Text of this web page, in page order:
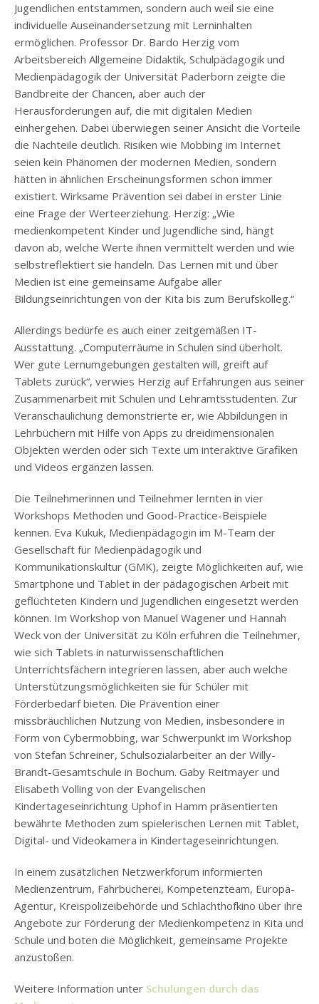
Jugendlichen entstammen, sondern auch weil sie eine
individuelle Auseinandersetzung mit Lerninhalten
ermöglichen. Professor Dr. Bardo Herzig vom
Arbeitsbereich Allgemeine Didaktik, Schulpädagogik und
Medienpädagogik der Universität Paderborn zeigte die
Bandbreite der Chancen, aber auch der
Herausforderungen auf, die mit digitalen Medien
einhergehen. Dabei überwiegen seiner Ansicht die Vorteile
die Nachteile deutlich. Risiken wie Mobbing im Internet
seien kein Phänomen der modernen Medien, sondern
hätten in ähnlichen Erscheinungsformen schon immer
existiert. Wirksame Prävention sei dabei in erster Linie
eine Frage der Werteerziehung. Herzig: „Wie
medienkompetent Kinder und Jugendliche sind, hängt
davon ab, welche Werte ihnen vermittelt werden und wie
selbstreflektiert sie handeln. Das Lernen mit und über
Medien ist eine gemeinsame Aufgabe aller
Bildungseinrichtungen von der Kita bis zum Berufskolleg.“
Allerdings bedürfe es auch einer zeitgemäßen IT-
Ausstattung. „Computerräume in Schulen sind überholt.
Wer gute Lernumgebungen gestalten will, greift auf
Tablets zurück“, verwies Herzig auf Erfahrungen aus seiner
Zusammenarbeit mit Schulen und Lehramtsstudenten. Zur
Veranschaulichung demonstrierte er, wie Abbildungen in
Lehrbüchern mit Hilfe von Apps zu dreidimensionalen
Objekten werden oder sich Texte um interaktive Grafiken
und Videos ergänzen lassen.
Die Teilnehmerinnen und Teilnehmer lernten in vier
Workshops Methoden und Good-Practice-Beispiele
kennen. Eva Kukuk, Medienpädagogin im M-Team der
Gesellschaft für Medienpädagogik und
Kommunikationskultur (GMK), zeigte Möglichkeiten auf, wie
Smartphone und Tablet in der pädagogischen Arbeit mit
geflüchteten Kindern und Jugendlichen eingesetzt werden
können. Im Workshop von Manuel Wagener und Hannah
Weck von der Universität zu Köln erfuhren die Teilnehmer,
wie sich Tablets in naturwissenschaftlichen
Unterrichtsfächern integrieren lassen, aber auch welche
Unterstützungsmöglichkeiten sie für Schüler mit
Förderbedarf bieten. Die Prävention einer
missbräuchlichen Nutzung von Medien, insbesondere in
Form von Cybermobbing, war Schwerpunkt im Workshop
von Stefan Schreiner, Schulsozialarbeiter an der Willy-
Brandt-Gesamtschule in Bochum. Gaby Reitmayer und
Elisabeth Volling von der Evangelischen
Kindertageseinrichtung Uphof in Hamm präsentierten
bewährte Methoden zum spielerischen Lernen mit Tablet,
Digital- und Videokamera in Kindertageseinrichtungen.
In einem zusätzlichen Netzwerkforum informierten
Medienzentrum, Fahrbücherei, Kompetenzteam, Europa-
Agentur, Kreispolizeibehörde und Schlachthofkino über ihre
Angebote zur Förderung der Medienkompetenz in Kita und
Schule und boten die Möglichkeit, gemeinsame Projekte
anzustoßen.
Weitere Information unter Schulungen durch das